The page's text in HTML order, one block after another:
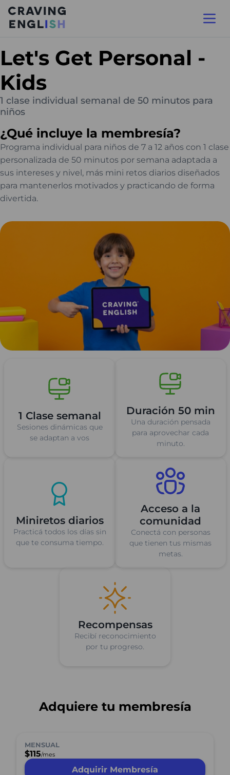
Let's Get Personal -
Kids
1 clase individual semanal de 50 minutos para
niños
¿Qué incluye la membresía?
Programa individual para niños de 7 a 12 años con 1 clase
personalizada de 50 minutos por semana adaptada a
sus intereses y nivel, más mini retos diarios diseñados
para mantenerlos motivados y practicando de forma
divertida.
1 Clase semanal
Sesiones dinámicas que
se adaptan a vos
Duración 50 min
Una duración pensada
para aprovechar cada
minuto.
Miniretos diarios
Practicá todos los días sin
que te consuma tiempo.
Acceso a la
comunidad
Conectá con personas
que tienen tus mismas
metas.
Recompensas
Recibí reconocimiento
por tu progreso.
Adquiere tu membresía
MENSUAL
$115/mes
Adquirir Membresía